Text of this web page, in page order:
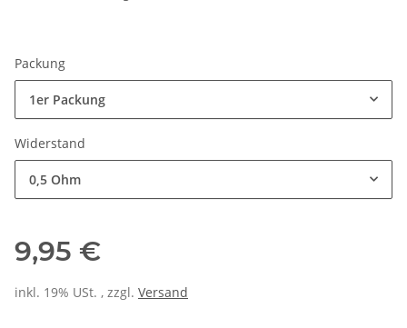
Packung
1er Packung
Widerstand
0,5 Ohm
9,95 €
inkl. 19% USt. , zzgl. Versand